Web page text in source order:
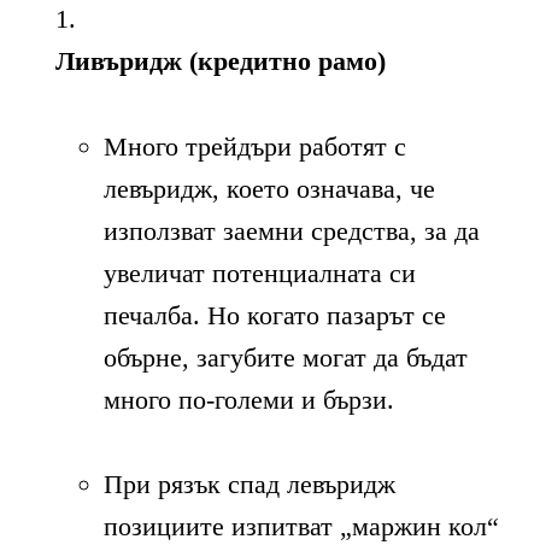
Ливъридж (кредитно рамо)
Много трейдъри работят с
левъридж, което означава, че
използват заемни средства, за да
увеличат потенциалната си
печалба. Но когато пазарът се
обърне, загубите могат да бъдат
много по-големи и бързи.
При рязък спад левъридж
позициите изпитват „маржин кол“